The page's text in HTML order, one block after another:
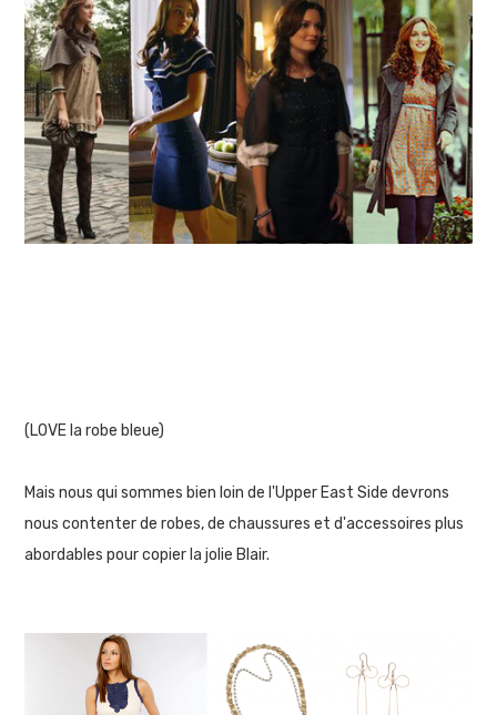
(LOVE la robe bleue)
Mais nous qui sommes bien loin de l'Upper East Side devrons
nous contenter de robes, de chaussures et d'accessoires plus
abordables pour copier la jolie Blair.